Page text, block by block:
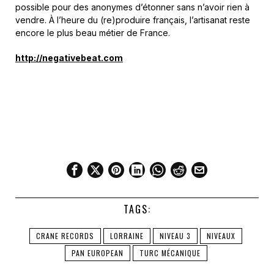
possible pour des anonymes d’étonner sans n’avoir rien à
vendre. À l’heure du (re)produire français, l’artisanat reste
encore le plus beau métier de France.
http://negativebeat.com
TAGS:
CRANE RECORDS LORRAINE NIVEAU 3
NIVEAUX
PAN EUROPEAN
TURC MÉCANIQUE